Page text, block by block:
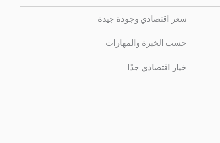
سعر اقتصادي وجودة جيدة
حسب الخبرة والمهارات
خيار اقتصادي جدًا